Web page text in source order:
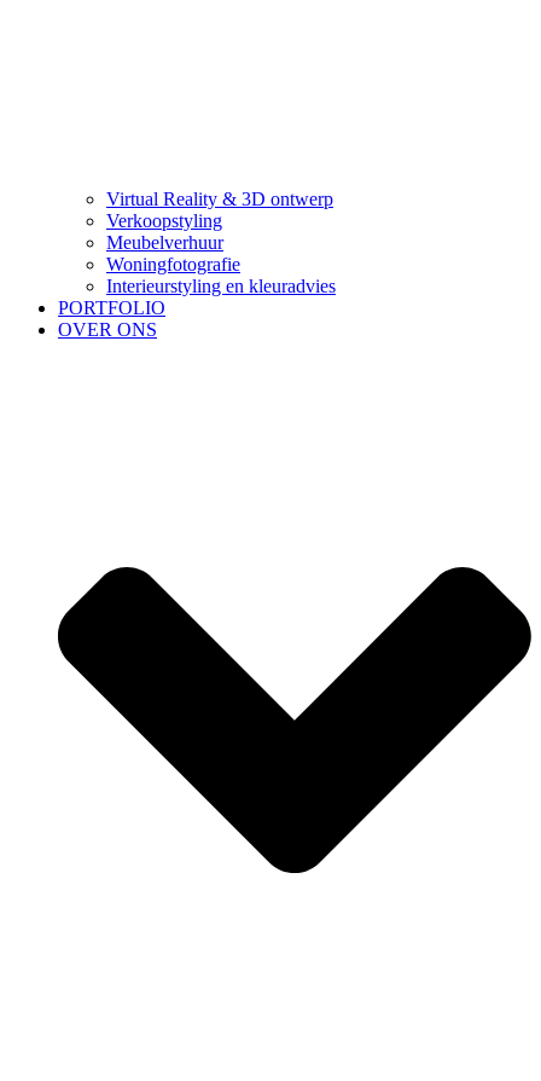
Virtual Reality & 3D ontwerp
Verkoopstyling
Meubelverhuur
Woningfotografie
Interieurstyling en kleuradvies
PORTFOLIO
OVER ONS